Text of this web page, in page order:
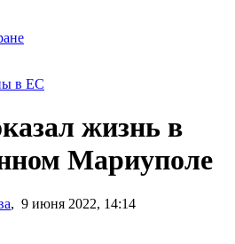
в ЕС
жизнь в
Мариуполе
, 9 июня 2022, 14:14